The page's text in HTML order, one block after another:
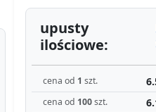
upusty
ilościowe:
cena od 1 szt.
cena od 100szt.